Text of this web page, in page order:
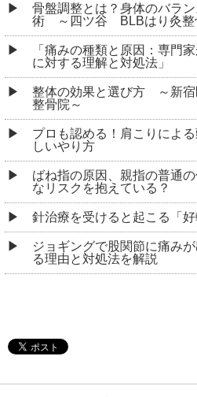
骨盤調整とは？身体のバラ
術 ～四ツ谷 BLBはり灸整
「痛みの種類と原因：専門
に対する理解と対処法」
整体の効果と選び方 ～新
整骨院～
プロも認める！肩こりによ
しいやり方
ばね指の原因、親指の普通
なリスクを抱えている？
針治療を受けると起こる「
ジョギングで股関節に痛み
る理由と対処法を解説